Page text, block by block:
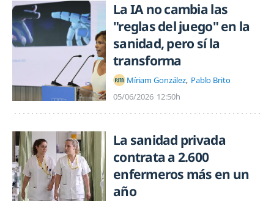
La IA no cambia las
"reglas del juego" en la
sanidad, pero sí la
transforma
Míriam González Pablo Brito
05/06/2026 12:50h
La sanidad privada
contrata a 2.600
enfermeros más en un
año